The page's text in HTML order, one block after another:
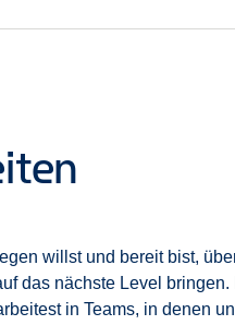
willst und bereit bist,
das nächste Level
in Teams, in denen